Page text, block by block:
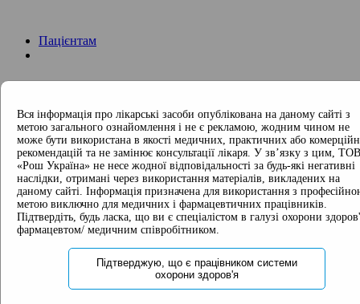
Пацієнтам
Гемофілія:
загальна інформація
Розуміння гемофілії
Ускладнення гемофілії
Гемлібра:
загальна інформація
Огляд клінічних
досліджень
Пацієнти з інгібіторами FVIII
Пацієнти без інгібіторорів FVIII
Усі пацієнти
Історії
Вся інформація про лікарські засоби опублікована на даному сайті з
метою загального ознайомлення і не є рекламою, жодним чином не
може бути використана в якості медичних, практичних або
рекомендацій та не замінює консультації лікаря. У зв’язку з цим, ТОВ
«Рош Україна» не несе жодної відповідальності за будь-які негативні
наслідки, отримані через використання матеріалів, викладених на
даному сайті. Інформація призначена для використання з
метою виключно для медичних і фармацевтичних працівників.
Підтвердіть, будь ласка, що ви є спеціалістом в галузі охорони
фармацевтом/ медичним співробітником.
Підтверджую, що є працівником системи
охорони здоров'я